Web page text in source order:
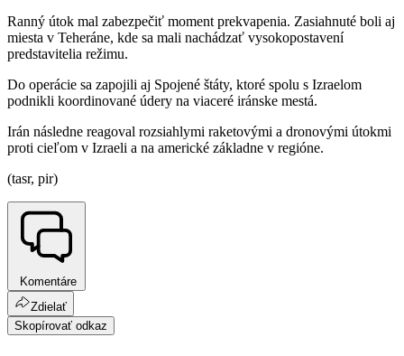
Ranný útok mal zabezpečiť moment prekvapenia. Zasiahnuté boli aj
miesta v Teheráne, kde sa mali nachádzať vysokopostavení
predstavitelia režimu.
Do operácie sa zapojili aj Spojené štáty, ktoré spolu s Izraelom
podnikli koordinované údery na viaceré iránske mestá.
Irán následne reagoval rozsiahlymi raketovými a dronovými útokmi
proti cieľom v Izraeli a na americké základne v regióne.
(tasr, pir)
Komentáre
Zdielať
Skopírovať odkaz